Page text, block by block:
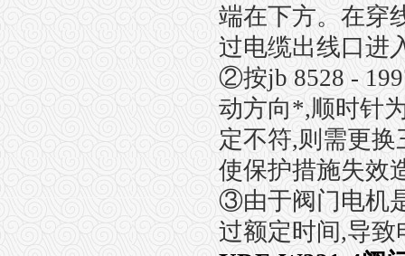
端在下方。在穿
过电缆出线口进
②按jb 8528 -
动方向*,顺时针
定不符,则需更
使保护措施失效
③由于阀门电机
过额定时间,导致